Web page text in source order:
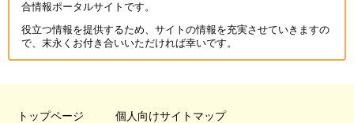
合情報ポータルサイトです。
役立つ情報を提供するため、サイトの情報を充実させていきますの
で、末永くお付き合いいただければ幸いです。
トップページ 個人向けサイトマップ